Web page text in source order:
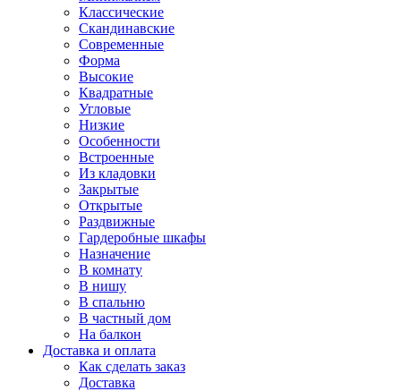
Классические
Скандинавские
Современные
Форма
Высокие
Квадратные
Угловые
Низкие
Особенности
Встроенные
Из кладовки
Закрытые
Открытые
Раздвижные
Гардеробные шкафы
Назначение
В комнату
В нишу
В спальню
В частный дом
На балкон
Доставка и оплата
Как сделать заказ
Доставка